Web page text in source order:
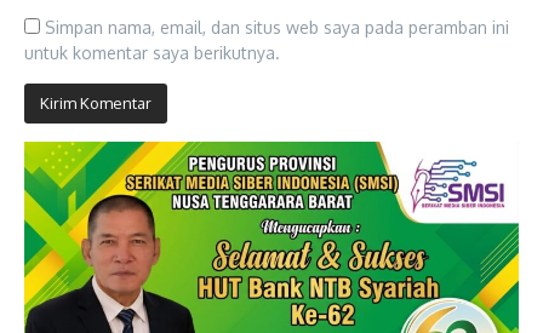
Simpan nama, email, dan situs web saya pada peramban ini
untuk komentar saya berikutnya.